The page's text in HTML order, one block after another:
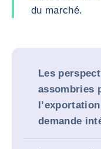
du marché.
Les
assombries
demande